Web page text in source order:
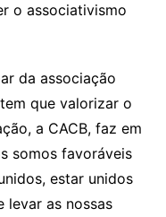
o associativismo
da associação
que valorizar o
a CACB, faz em
somos favoráveis
estar unidos
levar as nossas